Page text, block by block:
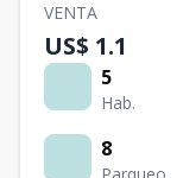
VENTA
US$ 1.1
5
Hab.
8